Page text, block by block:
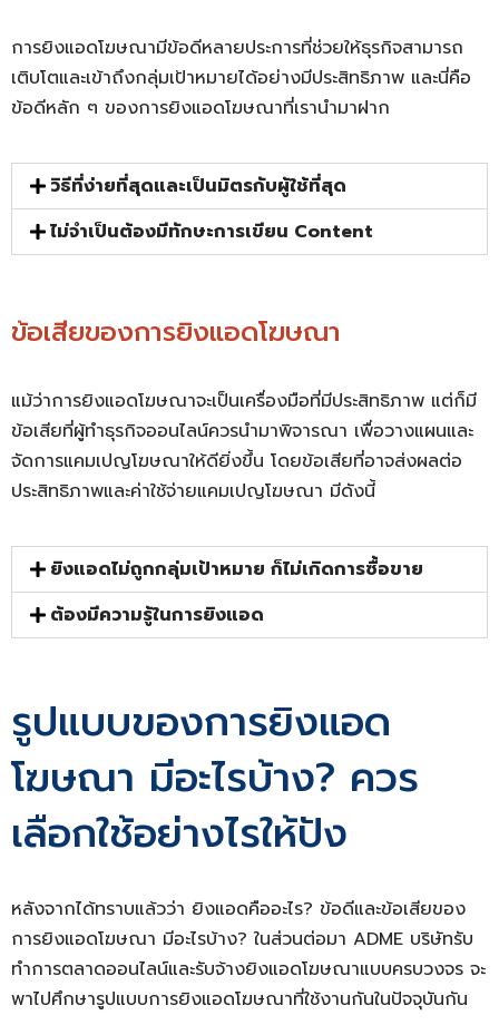
การยิงแอดโฆษณามีข้อดีหลายประการที่ช่วยให้ธุรกิจสามารถ
เติบโตและเข้าถึงกลุ่มเป้าหมายได้อย่างมีประสิทธิภาพ และนี่คือ
ข้อดีหลัก ๆ ของการยิงแอดโฆษณาที่เรานำมาฝาก
วิธีที่ง่ายที่สุดและเป็นมิตรกับผู้ใช้ที่สุด
ไม่จำเป็นต้องมีทักษะการเขียน Content
ข้อเสียของการยิงแอดโฆษณา
แม้ว่าการยิงแอดโฆษณาจะเป็นเครื่องมือที่มีประสิทธิภาพ แต่ก็มี
ข้อเสียที่ผู้ทำธุรกิจออนไลน์ควรนำมาพิจารณา เพื่อวางแผนและ
จัดการแคมเปญโฆษณาให้ดียิ่งขึ้น โดยข้อเสียที่อาจส่งผลต่อ
ประสิทธิภาพและค่าใช้จ่ายแคมเปญโฆษณา มีดังนี้
ยิงแอดไม่ถูกกลุ่มเป้าหมาย ก็ไม่เกิดการซื้อขาย
ต้องมีความรู้ในการยิงแอด
รูปแบบของการยิงแอด
โฆษณา มีอะไรบ้าง? ควร
เลือกใช้อย่างไรให้ปัง
หลังจากได้ทราบแล้วว่า ยิงแอดคืออะไร? ข้อดีและข้อเสียของ
การยิงแอดโฆษณา มีอะไรบ้าง? ในส่วนต่อมา ADME บริษัทรับ
ทำการตลาดออนไลน์และรับจ้างยิงแอดโฆษณาแบบครบวงจร จะ
พาไปศึกษารูปแบบการยิงแอดโฆษณาที่ใช้งานกันในปัจจุบันกัน